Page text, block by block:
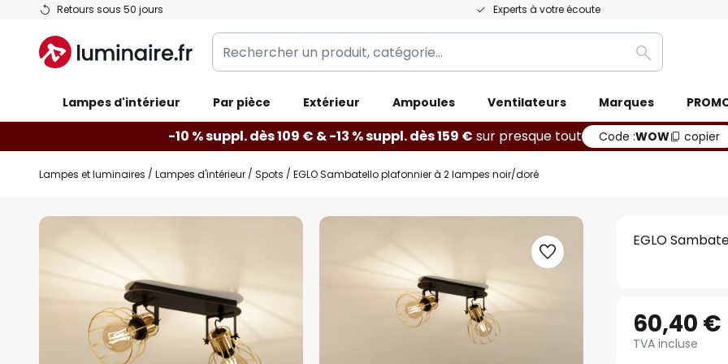
Retours sous 50 jours Experts à votre écoute
Allez
contenu
Rechercher
un
catégorie...
Rechercher
Lampes d'intérieur Par pièce Extérieur Ampoules Ventilateurs Marques
-10 % suppl. dès 109 € & -13 % suppl. dès 159 € sur presque tout Code :WOW copier
Lampes et luminaires Lampes d'intérieur Spots EGLO Sambatello plafonnier à 2 lampes noir/doré
Skip
EGLO
60,40 €
TVA incluse